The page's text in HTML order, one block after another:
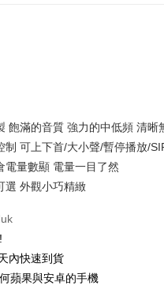
| Penghantaran percuma
| Penghantaran percuma
lebih
| Penghantaran percuma
貨
| Penghantaran percuma
lebih
飽滿的音質 強力的中低頻 清晰
制 可上下首/大小聲/暫停播放/
電量數顯 電量一目了然
選 外觀小巧精緻
內快速到貨
蘋果與安卓的手機